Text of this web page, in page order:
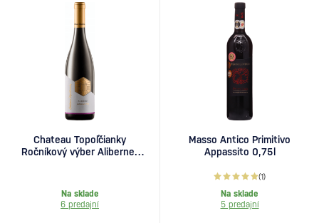
Chateau Topoľčianky
Ročníkový výber Alibernet
Na sklade
6 predajní
Masso Antico Primitivo
Appassito 0,75l
(1)
Na sklade
5 predajní